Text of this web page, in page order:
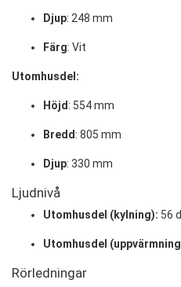
Djup: 248 mm
Färg: Vit
Utomhusdel:
Höjd: 554 mm
Bredd: 805 mm
Djup: 330 mm
Ljudnivå
Utomhusdel (kylning): 56
Utomhusdel
Rörledningar